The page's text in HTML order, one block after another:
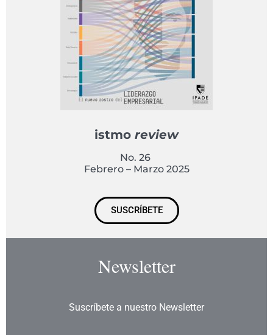
istmo review
No. 26
Febrero – Marzo 2025
SUSCRÍBETE
Newsletter
Suscríbete a nuestro Newsletter